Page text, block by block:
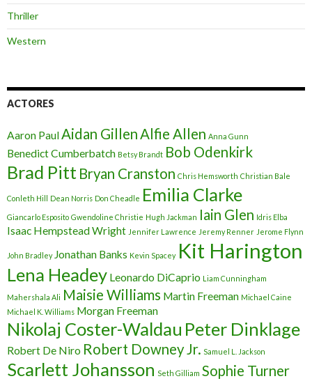
Thriller
Western
ACTORES
Aaron PaulAidan GillenAlfie Allen Anna Gunn
Benedict Cumberbatch Betsy Brandt Bob Odenkirk
Brad Pitt Bryan Cranston Chris Hemsworth Christian Bale
Conleth Hill Dean Norris Don Cheadle Emilia Clarke
Giancarlo Esposito Gwendoline Christie Hugh Jackman Iain Glen Idris Elba
Isaac Hempstead Wright Jennifer Lawrence Jeremy Renner Jerome Flynn
John Bradley Jonathan Banks Kevin Spacey Kit Harington
Lena Headey Leonardo DiCaprio Liam Cunningham
Mahershala Ali Maisie Williams Martin Freeman Michael Caine
Michael K. Williams Morgan Freeman
Nikolaj Coster-Waldau Peter Dinklage
Robert De Niro Robert Downey Jr. Samuel L. Jackson
Scarlett Johansson Seth Gilliam Sophie Turner